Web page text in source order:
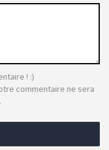
! :)
commentaire ne sera